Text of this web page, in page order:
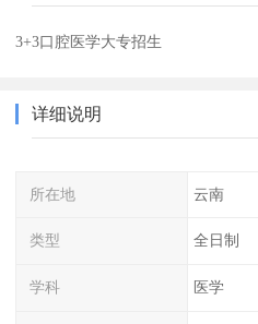
3+3口腔医学大专招生
详细说明
所在地 云南
类型 全日制
学科 医学